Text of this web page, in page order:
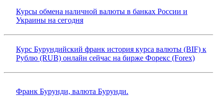
Курсы обмена наличной валюты в банках России и
Украины на сегодня
Курс Бурундийский франк история курса валюты (BIF) к
Рублю (RUB) онлайн сейчас на бирже Форекс (Forex)
Франк Бурунди, валюта Бурунди.